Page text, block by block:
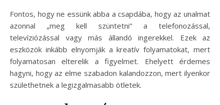
Fontos, hogy ne essünk abba a csapdába, hogy az unalmat
azonnal „meg kell szüntetni” a telefonozással,
televíziózással vagy más állandó ingerekkel. Ezek az
eszközök inkább elnyomják a kreatív folyamatokat, mert
folyamatosan elterelik a figyelmet. Ehelyett érdemes
hagyni, hogy az elme szabadon kalandozzon, mert ilyenkor
születhetnek a legizgalmasabb ötletek.